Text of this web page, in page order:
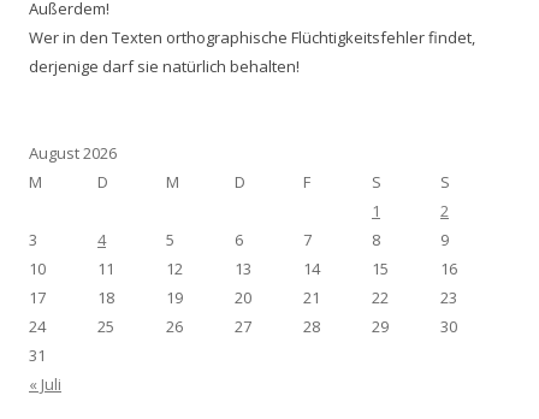
Außerdem!
Wer in den Texten orthographische Flüchtigkeitsfehler findet,
derjenige darf sie natürlich behalten!
August 2026
M
D M D F S
S
1
2
3
4 5 6 7 8
9
10
11 12 13 14 15
16
17
18 19 20 21 22
23
24
25 26 27 28 29
30
31
« Juli